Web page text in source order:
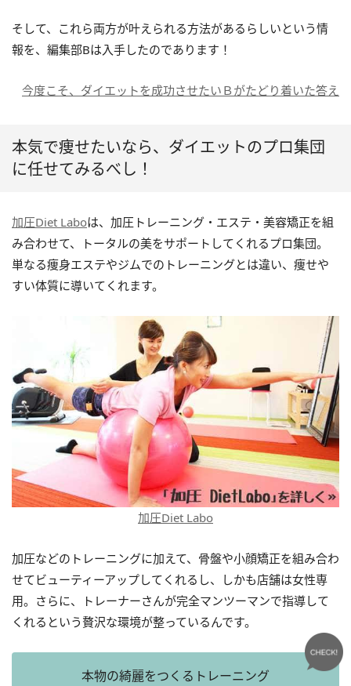
そして、これら両方が叶えられる方法があるらしいという情
報を、編集部Bは入手したのであります！
今度こそ、ダイエットを成功させたいＢがたどり着いた答え
本気で痩せたいなら、ダイエットのプロ集団
に任せてみるべし！
加圧Diet Laboは、加圧トレーニング・エステ・美容矯正を組
み合わせて、トータルの美をサポートしてくれるプロ集団。
単なる痩身エステやジムでのトレーニングとは違い、痩せや
すい体質に導いてくれます。
加圧Diet Labo
加圧などのトレーニングに加えて、骨盤や小顔矯正を組み合わ
せてビューティーアップしてくれるし、しかも店舗は女性専
用。さらに、トレーナーさんが完全マンツーマンで指導して
くれるという贅沢な環境が整っているんです。
本物の綺麗をつくるトレーニング